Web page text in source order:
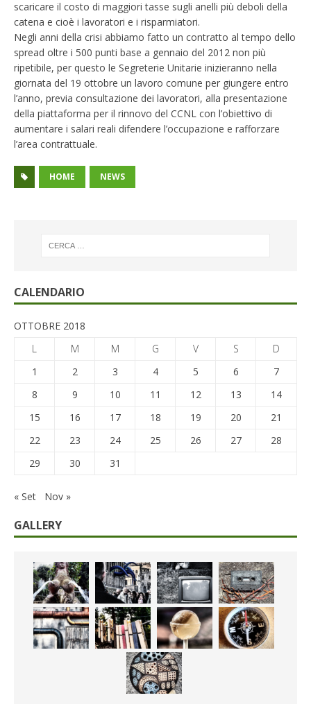
scaricare il costo di maggiori tasse sugli anelli più deboli della
catena e cioè i lavoratori e i risparmiatori.
Negli anni della crisi abbiamo fatto un contratto al tempo dello
spread oltre i 500 punti base a gennaio del 2012 non più
ripetibile, per questo le Segreterie Unitarie inizieranno nella
giornata del 19 ottobre un lavoro comune per giungere entro
l’anno, previa consultazione dei lavoratori, alla presentazione
della piattaforma per il rinnovo del CCNL con l’obiettivo di
aumentare i salari reali difendere l’occupazione e rafforzare
l’area contrattuale.
HOME NEWS
CALENDARIO
OTTOBRE 2018
L
M M G V S
D
1
2 3 4 5 6
7
8
9 10 11 12 13
14
15
16 17 18 19 20
21
22
23 24 25 26 27
28
29
30 31
« Set Nov »
GALLERY